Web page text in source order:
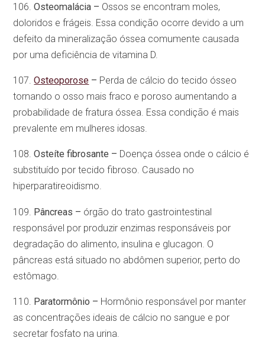
106.Osteomalácia – Ossos se encontram moles,
doloridos e frágeis. Essa condição ocorre devido a um
defeito da mineralização óssea comumente causada
por uma deficiência de vitamina D.
107.Osteoporose – Perda de cálcio do tecido ósseo
tornando o osso mais fraco e poroso aumentando a
probabilidade de fratura óssea. Essa condição é mais
prevalente em mulheres idosas.
108.Osteíte fibrosante – Doença óssea onde o cálcio é
substituído por tecido fibroso. Causado no
hiperparatireoidismo.
109. Pâncreas – órgão do trato gastrointestinal
responsável por produzir enzimas responsáveis por
degradação do alimento, insulina e glucagon. O
pâncreas está situado no abdômen superior, perto do
estômago.
110. Paratormônio – Hormônio responsável por manter
as concentrações ideais de cálcio no sangue e por
secretar fosfato na urina.